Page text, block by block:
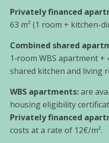
Privately finan­ced
63 m² (1 room + kit­chen-
Combined shared
1‑room WBS apart­ment +
shared kit­chen and living
WBS apart­ments:are
housing eli­gi­bi­li­ty
Privately finan­ced
cos­ts at a rate of 12€/m².